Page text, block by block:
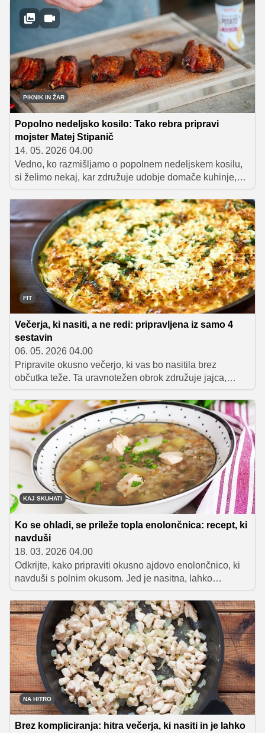
enem pekaču" kosilo, ki ne zahteva veliko dela, a
ponudi poln okus in zadovoljstvo.
PIKNIK IN ŽAR
Popolno nedeljsko kosilo: Tako rebra pripravi
mojster Matej Stipanič
14. 05. 2026 04.00
Vedno, ko razmišljamo o popolnem nedeljskem kosilu,
si želimo nekaj, kar združuje udobje domače kuhinje,
bogat okus in tisti poseben "wow" učinek. Tokrat vam bo
svetoval Matej Stipanič, mojster žara, ki dobro ve, kako
iz preprostih sestavin ustvariti pravo kulinarično
doživetje. Njegov pristop je jasen: kakovostne
sestavine, prava tehnika in premišljena uporaba začimb.
FIT
Večerja, ki nasiti, a ne redi: pripravljena iz samo 4
sestavin
06. 05. 2026 04.00
Pripravite okusno večerjo, ki vas bo nasitila brez
občutka teže. Ta uravnotežen obrok združuje jajca,
bučke in zrnati sir v hranljivo celoto, ki je popolna izbira
za lahkoten zaključek dneva z nizko energijsko
vrednostjo.
KAJ SKUHATI
Ko se ohladi, se prileže topla enolončnica: recept, ki
navduši
18. 03. 2026 04.00
Odkrijte, kako pripraviti okusno ajdovo enolončnico, ki
navduši s polnim okusom. Jed je nasitna, lahko
prebavljiva in primerna za vse generacije – od majhnih
otrok do starejših. Idealna za hladnejše dni, saj ne le
poteši lakote, ampak tudi prijetno pogreje.
NA HITRO
Brez kompliciranja: hitra večerja, ki nasiti in je lahko